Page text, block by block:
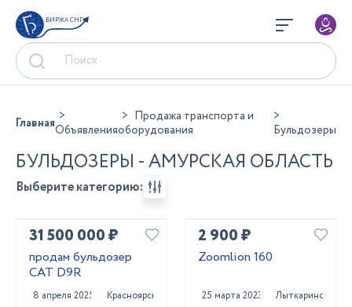
БИРЖА СНГ
ГлавнаяОбъявления
Продажа транспорта и
оборудования
Бульдозеры
БУЛЬДОЗЕРЫ - АМУРСКАЯ ОБЛАСТЬ
Выберите категорию:
31 500 000 ₽
продам бульдозер
CAT D9R
8 апреля 2025 Красноярск
2 900 ₽
Zoomlion 160
25 марта 2023 Лыткарино